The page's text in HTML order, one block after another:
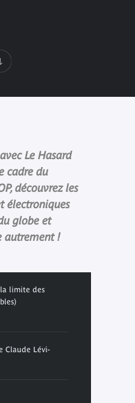
Le Hasard
cadre du
découvrez les
électroniques
globe et
autrement !
limite des
Claude Lévi-